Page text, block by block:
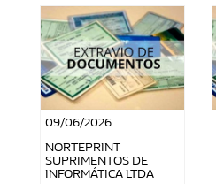
09/06/2026
NORTEPRINT
SUPRIMENTOS DE
INFORMÁTICA LTDA